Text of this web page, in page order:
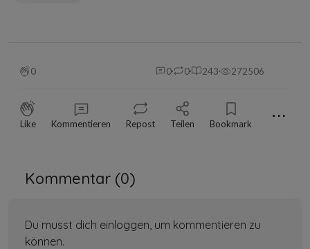
0 0 0 243 272506
Like Kommentieren Repost Teilen Bookmark ⋯
Kommentar (0)
Du musst dich einloggen, um kommentieren zu
können.